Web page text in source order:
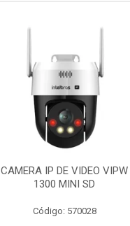
CAMERA IP DE VIDEO VIPW
1300 MINI SD
Código: 570028